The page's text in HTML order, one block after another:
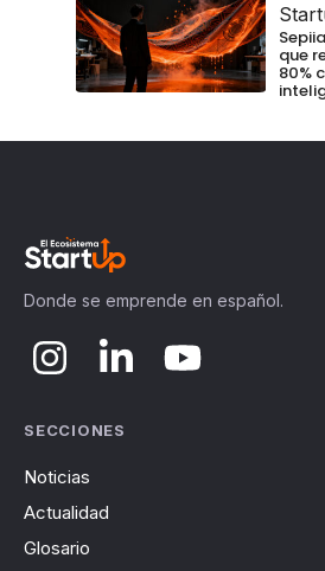
que
80%
Donde se emprende en español.
SECCIONES
Noticias
Actualidad
Glosario